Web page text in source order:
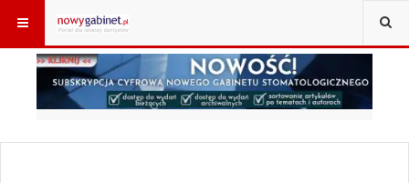
JESTEŚ TUTAJ: START